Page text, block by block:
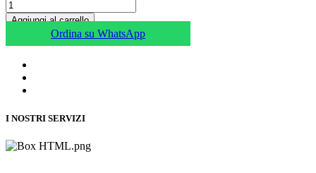
Aggiungi al carrello
Ordina su WhatsApp
I NOSTRI SERVIZI